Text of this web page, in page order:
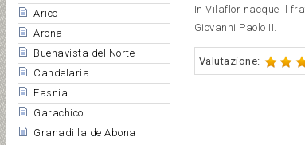
Arico
Arona
Buenavista del Norte
Candelaria
Fasnia
Garachico
Granadilla de Abona
In Vilaflor nacque il
Giovanni Paolo II.
Valutazione: